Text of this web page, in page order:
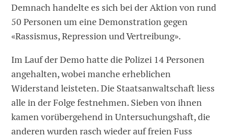
Demnach handelte es sich bei der Aktion von rund
50 Personen um eine Demonstration gegen
«Rassismus, Repression und Vertreibung».
Im Lauf der Demo hatte die Polizei 14 Personen
angehalten, wobei manche erheblichen
Widerstand leisteten. Die Staatsanwaltschaft liess
alle in der Folge festnehmen. Sieben von ihnen
kamen vorübergehend in Untersuchungshaft, die
anderen wurden rasch wieder auf freien Fuss